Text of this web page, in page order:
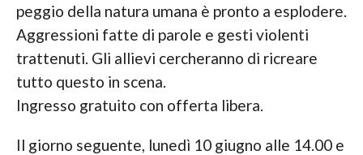
peggio della natura umana è pronto a esplodere.
Aggressioni fatte di parole e gesti violenti
trattenuti. Gli allievi cercheranno di ricreare
tutto questo in scena.
Ingresso gratuito con offerta libera.
Il giorno seguente, lunedì 10 giugno alle 14.00 e